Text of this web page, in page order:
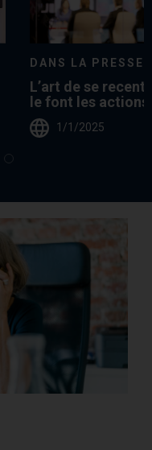
DANS LA PRESSE
L’art de se
le font les actions
Fisher
1/1/2025